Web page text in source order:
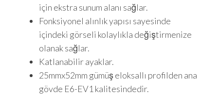
için ekstra sunum alanı sağlar.
Fonksiyonel alınlık yapısı sayesinde
içindeki görseli kolaylıkla değiştirmenize
olanak sağlar.
Katlanabilir ayaklar.
25mmx52mm gümüş eloksallı profilden ana
gövde E6-EV1 kalitesindedir.